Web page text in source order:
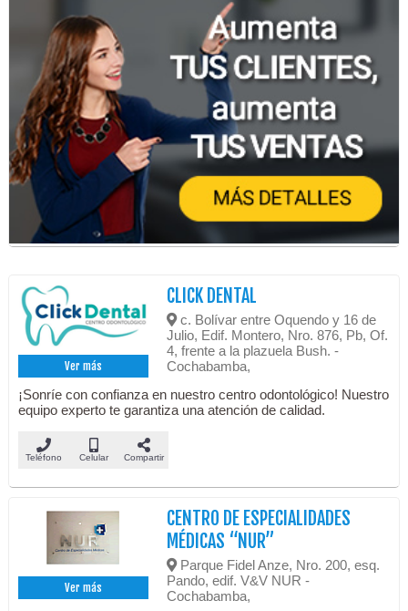
Ver más
CLICK DENTAL
c. Bolívar entre Oquendo y 16 de
Julio, Edif. Montero, Nro. 876, Pb, Of.
4, frente a la plazuela Bush. -
Cochabamba,
¡Sonríe con confianza en nuestro centro odontológico! Nuestro
equipo experto te garantiza una atención de calidad.
Teléfono Celular Compartir
Ver más
CENTRO DE ESPECIALIDADES
MÉDICAS “NUR”
Parque Fidel Anze, Nro. 200, esq.
Pando, edif. V&V NUR -
Cochabamba,